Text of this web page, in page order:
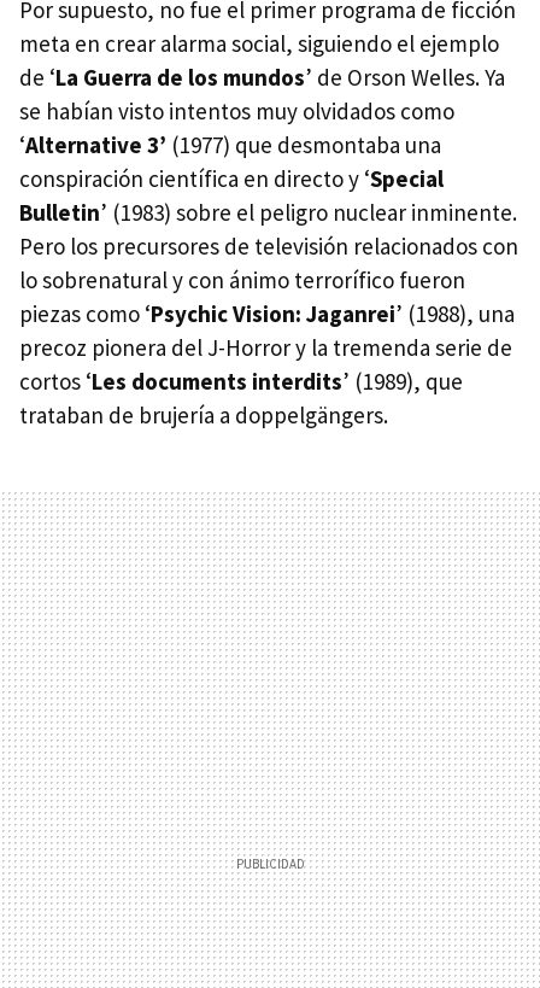
Por supuesto, no fue el primer programa de ficción
meta en crear alarma social, siguiendo el ejemplo
de ‘La Guerra de los mundos’ de Orson Welles. Ya
se habían visto intentos muy olvidados como
‘Alternative 3’ (1977) que desmontaba una
conspiración científica en directo y ‘Special
Bulletin’ (1983) sobre el peligro nuclear inminente.
Pero los precursores de televisión relacionados con
lo sobrenatural y con ánimo terrorífico fueron
piezas como ‘Psychic Vision: Jaganrei’ (1988), una
precoz pionera del J-Horror y la tremenda serie de
cortos ‘Les documents interdits’ (1989), que
trataban de brujería a doppelgängers.